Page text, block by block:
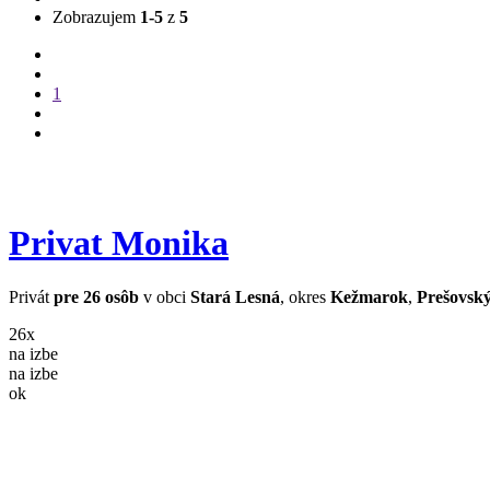
Zobrazujem 1-5 z 5
1
Privat Monika
Privát pre 26 osôb v obci Stará Lesná, okres Kežmarok,
26x
na izbe
na izbe
ok